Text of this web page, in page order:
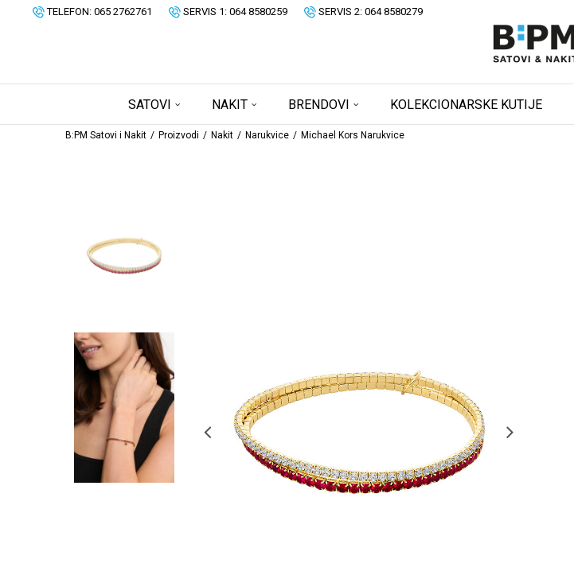
TELEFON: 065 2762761 SERVIS 1: 064 8580259 SERVIS 2: 064 8580279
SATOVI NAKIT BRENDOVI KOLEKCIONARSKE KUTIJE
B:PM Satovi i Nakit Proizvodi Nakit Narukvice Michael Kors Narukvice